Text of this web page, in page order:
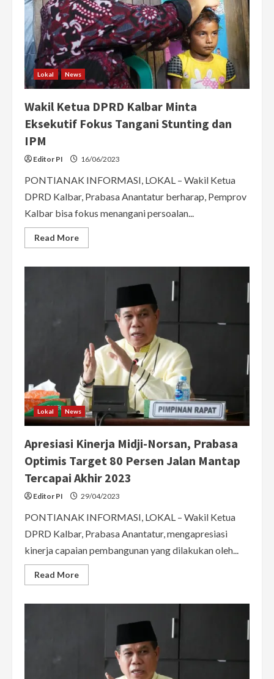
Lokal News
Wakil Ketua DPRD Kalbar Minta
Eksekutif Fokus Tangani Stunting dan
IPM
Editor PI 16/06/2023
PONTIANAK INFORMASI, LOKAL – Wakil Ketua
DPRD Kalbar, Prabasa Anantatur berharap, Pemprov
Kalbar bisa fokus menangani persoalan...
Read MoreRead
more
Tangani
Stunting
IPM
Lokal News
Apresiasi Kinerja Midji-Norsan, Prabasa
Optimis Target 80 Persen Jalan Mantap
Tercapai Akhir 2023
Editor PI 29/04/2023
PONTIANAK INFORMASI, LOKAL – Wakil Ketua
DPRD Kalbar, Prabasa Anantatur, mengapresiasi
kinerja capaian pembangunan yang dilakukan oleh...
Read MoreRead
more
Persen